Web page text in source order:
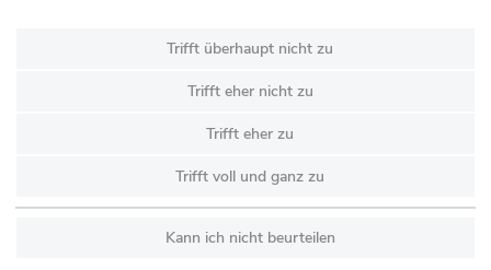
Trifft überhaupt nicht zu
Trifft eher nicht zu
Trifft eher zu
Trifft voll und ganz zu
Kann ich nicht beurteilen